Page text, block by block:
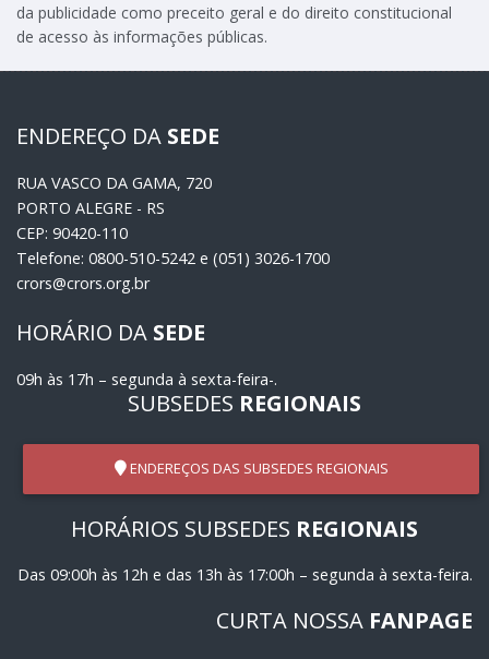
da publicidade como preceito geral e do direito constitucional
de acesso às informações públicas.
ENDEREÇO DA SEDE
RUA VASCO DA GAMA, 720
PORTO ALEGRE - RS
CEP: 90420-110
Telefone: 0800-510-5242 e (051) 3026-1700
crors@crors.org.br
HORÁRIO DA SEDE
09h às 17h – segunda à sexta-feira-.
SUBSEDES REGIONAIS
ENDEREÇOS DAS SUBSEDES REGIONAIS
HORÁRIOS SUBSEDES REGIONAIS
Das 09:00h às 12h e das 13h às 17:00h – segunda à sexta-feira.
CURTA NOSSA FANPAGE